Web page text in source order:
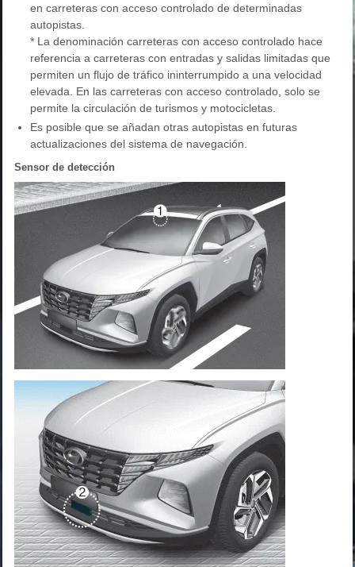
en carreteras con acceso controlado de determinadas
autopistas.
* La denominación carreteras con acceso controlado hace
referencia a carreteras con entradas y salidas limitadas que
permiten un flujo de tráfico ininterrumpido a una velocidad
elevada. En las carreteras con acceso controlado, solo se
permite la circulación de turismos y motocicletas.
Es posible que se añadan otras autopistas en futuras
actualizaciones del sistema de navegación.
Sensor de detección